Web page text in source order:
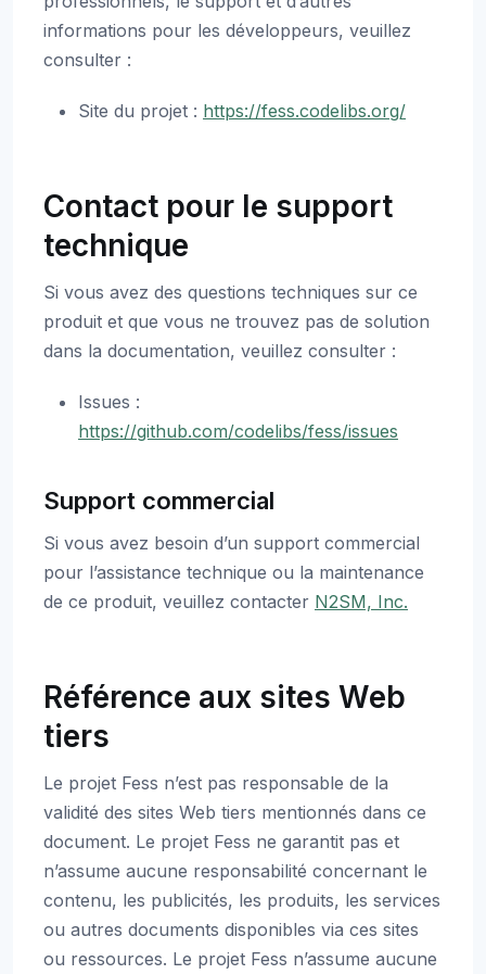
informations pour les développeurs, veuillez
consulter :
Site du projet : https://fess.codelibs.org/
Contact pour le support
technique
Si vous avez des questions techniques sur ce
produit et que vous ne trouvez pas de solution
dans la documentation, veuillez consulter :
Issues :
https://github.com/codelibs/fess/issues
Support commercial
Si vous avez besoin d’un support commercial
pour l’assistance technique ou la maintenance
de ce produit, veuillez contacter N2SM, Inc.
Référence aux sites Web
tiers
Le projet Fess n’est pas responsable de la
validité des sites Web tiers mentionnés dans ce
document. Le projet Fess ne garantit pas et
n’assume aucune responsabilité concernant le
contenu, les publicités, les produits, les services
ou autres documents disponibles via ces sites
ou ressources. Le projet Fess n’assume aucune